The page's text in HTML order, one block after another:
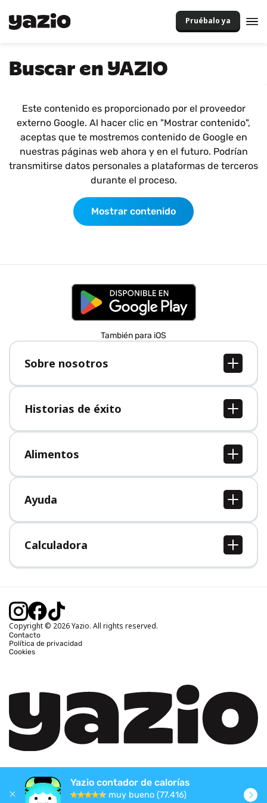
Pruébalo ya
Buscar en YAZIO
Este contenido es proporcionado por el proveedor
externo Google. Al hacer clic en "Mostrar contenido",
aceptas que te mostremos contenido de Google en
nuestras páginas web ahora y en el futuro. Podrían
transmitirse datos personales a plataformas de terceros
durante el proceso.
Mostrar contenido
También para iOS
Sobre nosotros
Sobre nosotros
Empleo
Prensa
Historias de éxito
Todas las historias de éxito
Alimentos
Todos los alimentos
Ayuda
Centro de ayuda
Calculadora
Calcular IMC
Calcular peso ideal
Calcular calorías quemadas
Copyright © 2026 Yazio. All rights reserved.
Contacto
Política de privacidad
Cookies
Yazio contador de calorías
muy bueno (77.416)